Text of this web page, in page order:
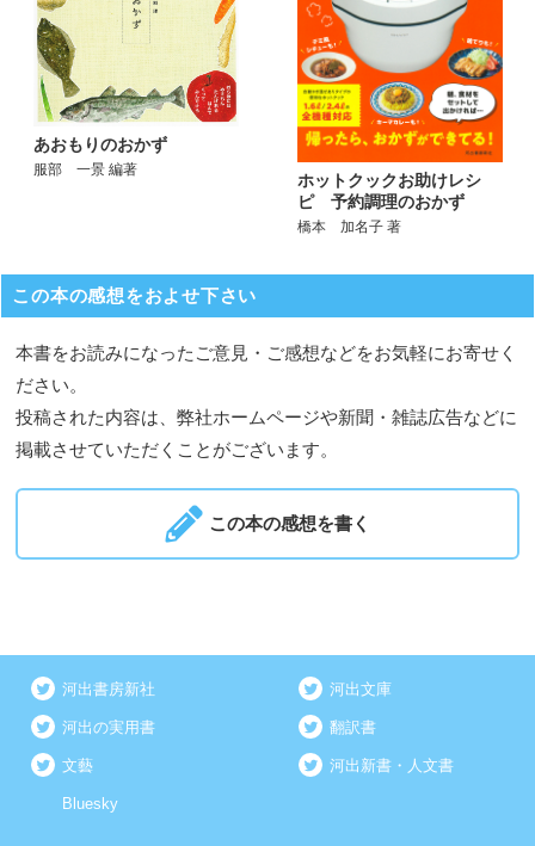
あおもりのおかず
服部 一景 編著
ホットクックお助けレシ
ピ 予約調理のおかず
橋本 加名子 著
この本の感想をおよせ下さい
本書をお読みになったご意見・ご感想などをお気軽にお寄せく
ださい。
投稿された内容は、弊社ホームページや新聞・雑誌広告などに
掲載させていただくことがございます。
この本の感想を書く
河出書房新社 河出文庫
河出の実用書 翻訳書
文藝 河出新書・人文書
Bluesky